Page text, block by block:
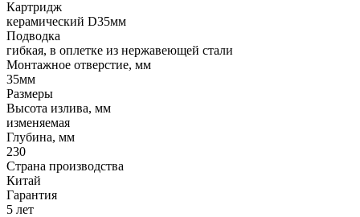
Картридж
керамический D35мм
Подводка
гибкая, в оплетке из нержавеющей стали
Монтажное отверстие, мм
35мм
Размеры
Высота излива, мм
изменяемая
Глубина, мм
230
Страна производства
Китай
Гарантия
5 лет